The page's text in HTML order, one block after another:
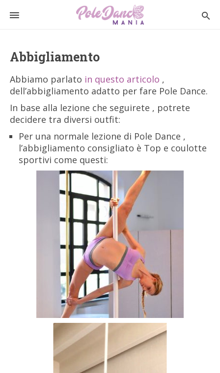
Abbigliamento
Abbiamo parlato in questo articolo ,
dell’abbigliamento adatto per fare Pole Dance.
In base alla lezione che seguirete , potrete
decidere tra diversi outfit:
Per una normale lezione di Pole Dance ,
l’abbigliamento consigliato è Top e coulotte
sportivi come questi: